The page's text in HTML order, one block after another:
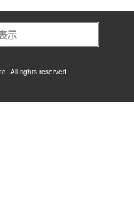
All rights reserved.